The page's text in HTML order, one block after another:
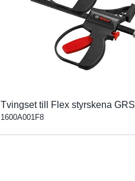
Tvingset till Flex styrskena GRS
1600A001F8